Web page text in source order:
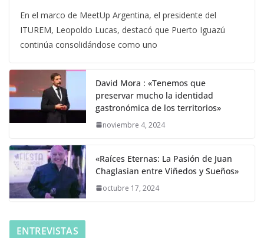
En el marco de MeetUp Argentina, el presidente del
ITUREM, Leopoldo Lucas, destacó que Puerto Iguazú
continúa consolidándose como uno
David Mora : «Tenemos que
preservar mucho la identidad
gastronómica de los territorios»
noviembre 4, 2024
«Raíces Eternas: La Pasión de Juan
Chaglasian entre Viñedos y Sueños»
octubre 17, 2024
ENTREVISTAS